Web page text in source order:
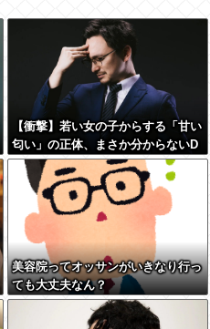
【衝撃】若い女の子からする「甘い
匂い」の正体、まさか分からないD
Tなんておらんよな？よな？w w w
w w w w w w w w
美容院ってオッサンがいきなり行っ
ても大丈夫なん？